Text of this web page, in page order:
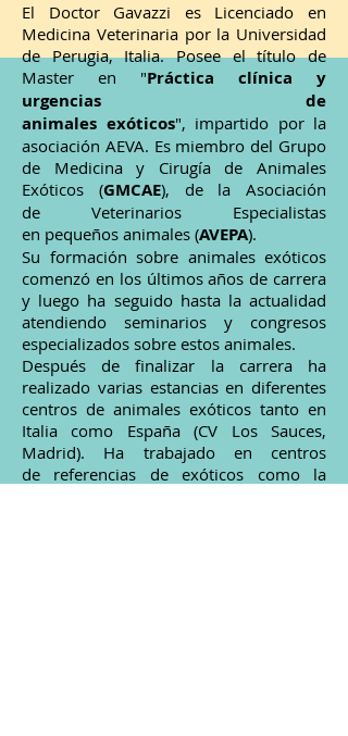
El Doctor Gavazzi es Licenciado en
Medicina Veterinaria por la Universidad
de Perugia, Italia. Posee el título de
Master en "Práctica clínica y
urgencias de
animales exóticos", impartido por la
asociación AEVA. Es miembro del Grupo
de Medicina y Cirugía de Animales
Exóticos (GMCAE), de la Asociación
de Veterinarios Especialistas
en pequeños animales (AVEPA).
Su formación sobre animales exóticos
comenzó en los últimos años de carrera
y luego ha seguido hasta la actualidad
atendiendo seminarios y congresos
especializados sobre estos animales.
Después de finalizar la carrera ha
realizado varias estancias en diferentes
centros de animales exóticos tanto en
Italia como España (CV Los Sauces,
Madrid). Ha trabajado en centros
de referencias de exóticos como la